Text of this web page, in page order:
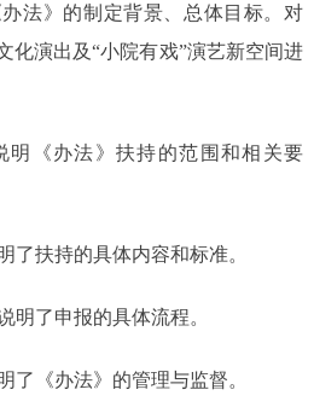
法》的制定背景、总体目标。对
化演出及“小院有戏”演艺新空间进
明《办法》扶持的范围和相关要
了扶持的具体内容和标准。
明了申报的具体流程。
了《办法》的管理与监督。